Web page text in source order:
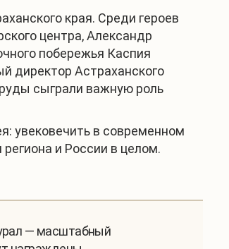
края. Среди героев
центра, Александр
побережья Каспия
директор Астраханского
сыграли важную роль
увековечить в современном
и России в целом.
— масштабный